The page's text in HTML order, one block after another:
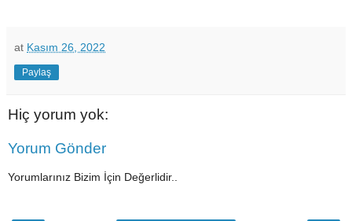
at Kasım 26, 2022
Paylaş
Hiç yorum yok:
Yorum Gönder
Yorumlarınız Bizim İçin Değerlidir..